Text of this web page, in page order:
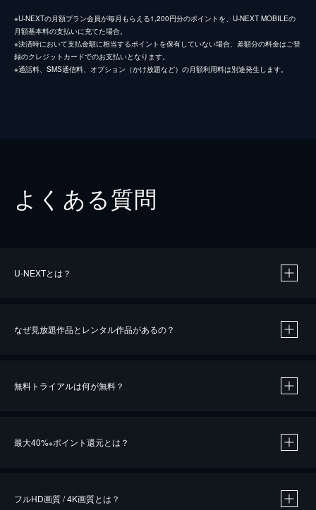
※U-NEXTの月額プラン会員が毎月もらえる1,200円分のポイントを、U-NEXT MOBILEの
月額基本料の支払いに充てた場合。
※決済時において支払金額に相当するポイントを保有していない場合、差額分の料金はご登
録のクレジットカードでのお支払いとなります。
※通話料、SMS通信料、オプション（かけ放題など）の月額利用料は別途発生します。
よくある質問
U-NEXTとは？
なぜ見放題作品とレンタル作品があるの？
無料トライアルは何が無料？
最大40%※ポイント還元とは？
フルHD画質 / 4K画質とは？